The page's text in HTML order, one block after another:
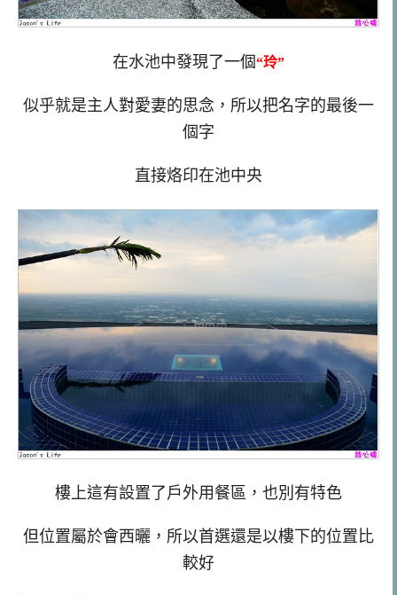
在水池中發現了一個“玲”
似乎就是主人對愛妻的思念，所以把名字的最後一
個字
直接烙印在池中央
樓上這有設置了戶外用餐區，也別有特色
但位置屬於會西曬，所以首選還是以樓下的位置比
較好